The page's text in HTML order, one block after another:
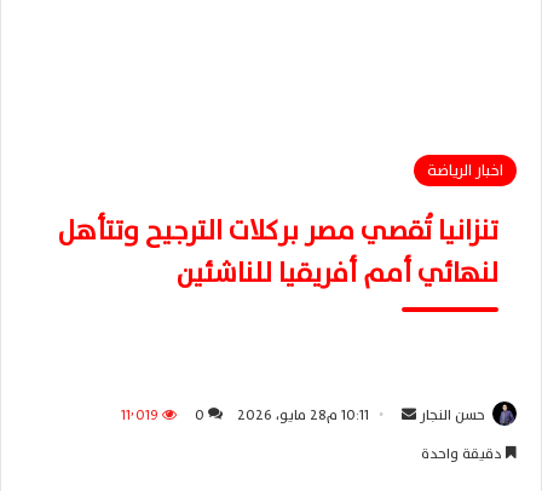
اخبار الرياضة
تنزانيا تُقصي مصر بركلات الترجيح وتتأهل
لنهائي أمم أفريقيا للناشئين
حسن النجار 10:11 م28 مايو، 2026 0
11٬019
دقيقة واحدة